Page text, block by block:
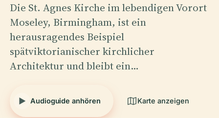
Die St. Agnes Kirche im lebendigen Vorort
Moseley, Birmingham, ist ein
herausragendes Beispiel
spätviktorianischer kirchlicher
Architektur und bleibt ein…
Audioguide anhören Karte anzeigen